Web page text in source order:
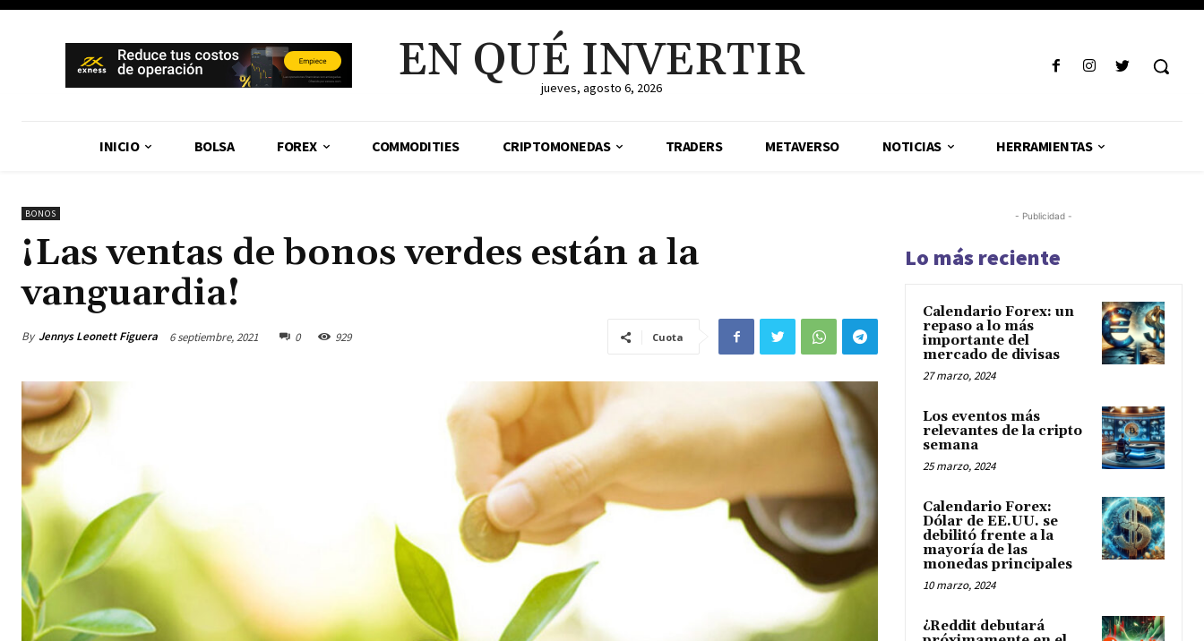
EN QUÉ INVERTIR
jueves, agosto 6, 2026
INICIO BOLSA FOREX COMMODITIES CRIPTOMONEDAS TRADERS METAVERSO NOTICIAS HERRAMIENTAS
BONOS
¡Las ventas de bonos verdes están a la
vanguardia!
By Jennys Leonett Figuera 6 septiembre, 2021 0 929 Cuota
- Publicidad -
Lo más reciente
Calendario Forex: un
repaso a lo más
importante del
mercado de divisas
27 marzo, 2024
Los eventos más
relevantes de la cripto
semana
25 marzo, 2024
Calendario Forex:
Dólar de EE.UU. se
debilitó frente a la
mayoría de las
monedas principales
10 marzo, 2024
¿Reddit debutará